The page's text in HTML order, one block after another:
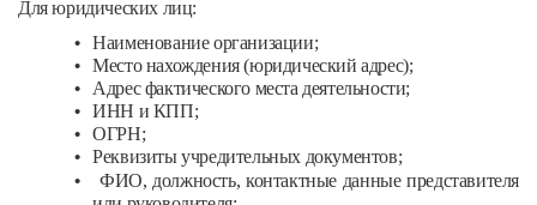
Для юридических лиц:
•
Наименование организации;
•
Место нахождения (юридический адрес);
•
Адрес фактического места деятельности;
•
ИНН и КПП;
•
ОГРН;
•
Реквизиты учредительных документов;
•
ФИО, должность, контактные данные представителя